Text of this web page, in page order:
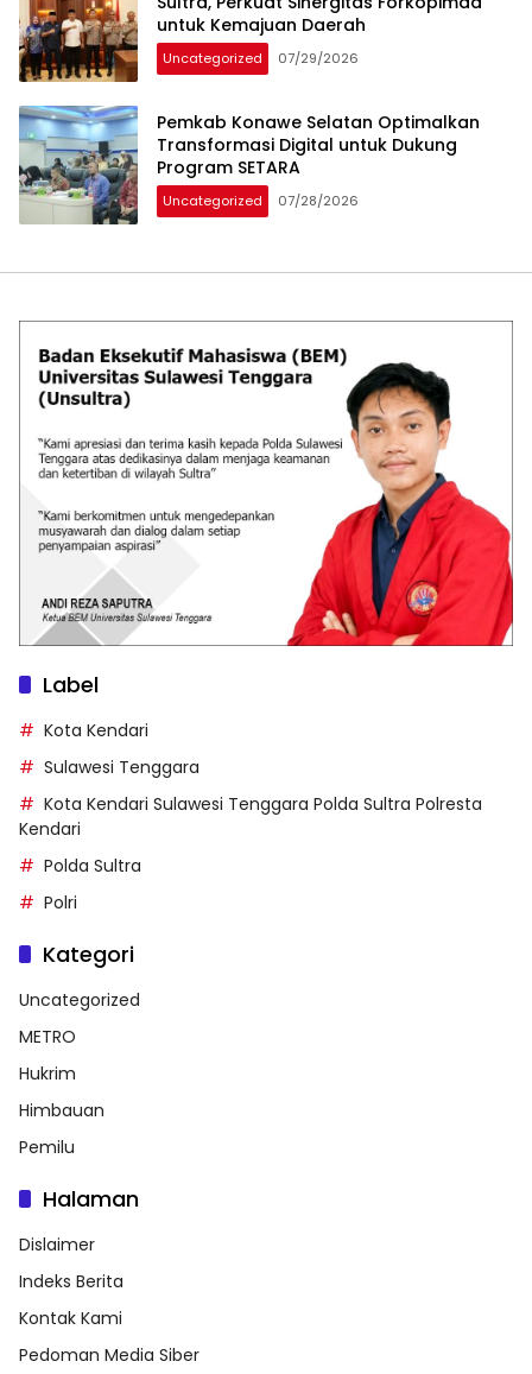
untuk Kemajuan Daerah
Uncategorized 07/29/2026
Pemkab Konawe Selatan Optimalkan
Transformasi Digital untuk Dukung
Program SETARA
Uncategorized 07/28/2026
Label
Kota Kendari
Sulawesi Tenggara
Kota Kendari Sulawesi Tenggara Polda Sultra Polresta
Kendari
Polda Sultra
Polri
Kategori
Uncategorized
METRO
Hukrim
Himbauan
Pemilu
Halaman
Dislaimer
Indeks Berita
Kontak Kami
Pedoman Media Siber